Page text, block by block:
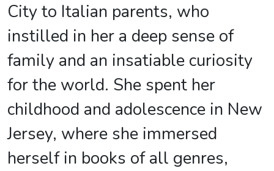
City to Italian parents, who
instilled in her a deep sense of
family and an insatiable curiosity
for the world. She spent her
childhood and adolescence in New
Jersey, where she immersed
herself in books of all genres,